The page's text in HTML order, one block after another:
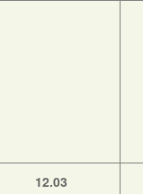
12.03